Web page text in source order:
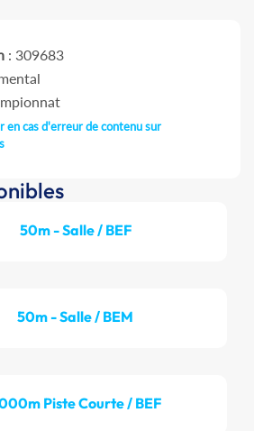
: 309683
en cas d'erreur de contenu sur
50m - Salle / BEF
50m - Salle / BEM
Piste Courte / BEF